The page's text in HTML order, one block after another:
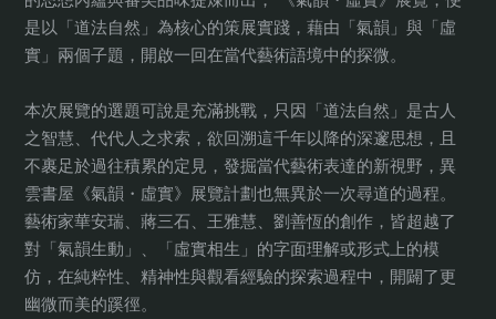
是以「道法自然」為核心的策展實踐，藉由「氣韻」與「虛
實」兩個子題，開啟一回在當代藝術語境中的探微。
本次展覽的選題可說是充滿挑戰，只因「道法自然」是古人
之智慧、代代人之求索，欲回溯這千年以降的深邃思想，且
不裹足於過往積累的定見，發掘當代藝術表達的新視野，異
雲書屋《氣韻・虛實》展覽計劃也無異於一次尋道的過程。
藝術家華安瑞、蔣三石、王雅慧、劉善恆的創作，皆超越了
對「氣韻生動」、「虛實相生」的字面理解或形式上的模
仿，在純粹性、精神性與觀看經驗的探索過程中，開闢了更
幽微而美的蹊徑。